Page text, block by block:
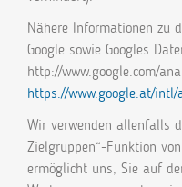
Nähere Informationen zu
Google sowie Googles
http://www.google.com/
https://www.google.at/intl/
Wir verwenden allenfalls
Zielgruppen“-Funktion
ermöglicht uns, Sie auf